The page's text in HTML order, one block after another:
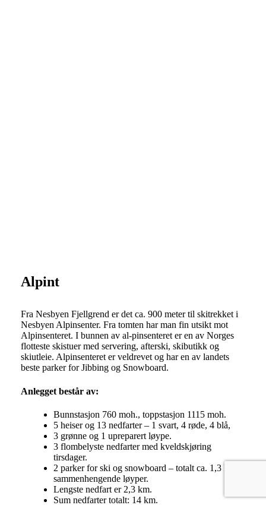
Alpint
Fra Nesbyen Fjellgrend er det ca. 900 meter til skitrekket i
Nesbyen Alpinsenter. Fra tomten har man fin utsikt mot
Alpinsenteret. I bunnen av al-pinsenteret er en av Norges
flotteste skistuer med servering, afterski, skibutikk og
skiutleie. Alpinsenteret er veldrevet og har en av landets
beste parker for Jibbing og Snowboard.
Anlegget består av:
Bunnstasjon 760 moh., toppstasjon 1115 moh.
5 heiser og 13 nedfarter – 1 svart, 4 røde, 4 blå,
3 grønne og 1 upreparert løype.
3 flombelyste nedfarter med kveldskjøring
tirsdager.
2 parker for ski og snowboard – totalt ca. 1,3 km
sammenhengende løyper.
Lengste nedfart er 2,3 km.
Sum nedfarter totalt: 14 km.